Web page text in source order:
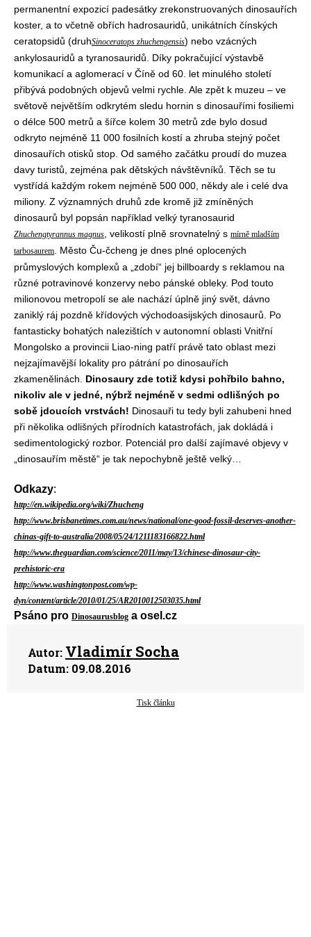
permanentní expozicí padesátky zrekonstruovaných dinosauřích
koster, a to včetně obřích hadrosauridů, unikátních čínských
ceratopsidů (druhSinoceratops zhuchengensis) nebo vzácných
ankylosauridů a tyranosauridů. Díky pokračující výstavbě
komunikací a aglomerací v Číně od 60. let minulého století
přibývá podobných objevů velmi rychle. Ale zpět k muzeu – ve
světově největším odkrytém sledu hornin s dinosauřími fosiliemi
o délce 500 metrů a šířce kolem 30 metrů zde bylo dosud
odkryto nejméně 11 000 fosilních kostí a zhruba stejný počet
dinosauřích otisků stop. Od samého začátku proudí do muzea
davy turistů, zejména pak dětských návštěvníků. Těch se tu
vystřídá každým rokem nejméně 500 000, někdy ale i celé dva
miliony. Z významných druhů zde kromě již zmíněných
dinosaurů byl popsán například velký tyranosaurid
Zhuchengtyrannus magnus , velikostí plně srovnatelný s mírně mladším
tarbosaurem . Město Ču-čcheng je dnes plné oplocených
průmyslových komplexů a „zdobí“ jej billboardy s reklamou na
různé potravinové konzervy nebo pánské obleky. Pod touto
milionovou metropolí se ale nachází úplně jiný svět, dávno
zaniklý ráj pozdně křídových východoasijských dinosaurů. Po
fantasticky bohatých nalezištích v autonomní oblasti Vnitřní
Mongolsko a provincii Liao-ning patří právě tato oblast mezi
nejzajímavější lokality pro pátrání po dinosauřích
zkamenělinách. Dinosaury zde totiž kdysi pohřbilo bahno,
nikoliv ale v jedné, nýbrž nejméně v sedmi odlišných po
sobě jdoucích vrstvách! Dinosauři tu tedy byli zahubeni hned
při několika odlišných přírodních katastrofách, jak dokládá i
sedimentologický rozbor. Potenciál pro další zajímavé objevy v
„dinosauřím městě“ je tak nepochybně ještě velký…
Odkazy:
http://en.wikipedia.org/wiki/Zhucheng
http://www.brisbanetimes.com.au/news/national/one-good-fossil-deserves-another-
chinas-gift-to-australia/2008/05/24/1211183166822.html
http://www.theguardian.com/science/2011/may/13/chinese-dinosaur-city-
prehistoric-era
http://www.washingtonpost.com/wp-
dyn/content/article/2010/01/25/AR2010012503035.html
Psáno pro Dinosaurusblog a osel.cz
Autor: Vladimír Socha
Datum: 09.08.2016
Tisk článku